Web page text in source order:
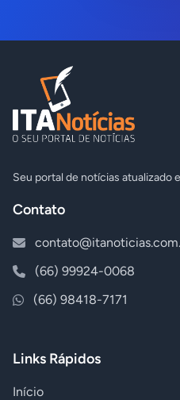
Seu portal de notícias atualizado
Contato
(66) 99924-0068
(66) 98418-7171
Links Rápidos
Início